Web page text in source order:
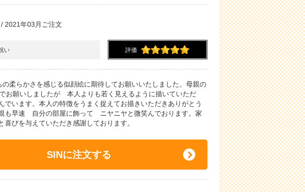
/ 2021年03月ご注文
い 評価
の柔らかさを感じる似顔絵に期待してお願いいたしました。母親の
お願いしましたが 本人よりも若く見えるように描いていただ
います。本人の特徴をうまく捉えてお描きいただきありがとう
も早速 自分の部屋に飾って ニヤニヤと微笑んでおります。家
喜びを与えていただき感謝しております。
SINに注文する